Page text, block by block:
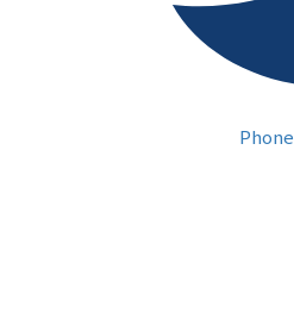
Phone